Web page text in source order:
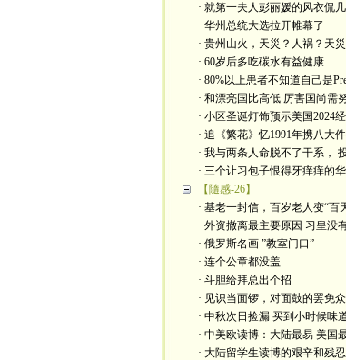
· 就第一夫人彭丽媛的风衣侃
· 华州总统大选拉开帷幕了
· 贵州山火，天災？人祸？天
· 60岁后多吃碳水有益健康
· 80%以上患者不知道自己是
· 和漂亮国比高低 厉害国尚需
· 小区圣诞灯饰预示美国2024
· 追《繁花》忆1991年携八大
· 我与两条人命脱不了干系，
· 三个让习包子恨得牙痒痒的
【隨感-26】
· 基老一封信，百岁老人变“百
· 外资撤离最主要原因 习皇没
· 俄罗斯名画 ”教室门口”
· 连个公章都没盖
· 斗胆给拜总出个招
· 见识当面锣，对面鼓的罢免
· 中秋次日捡漏 买到小时候味
· 中美欧读博：大陆最易 美国
· 大陆留学生读博的艰辛和残忍